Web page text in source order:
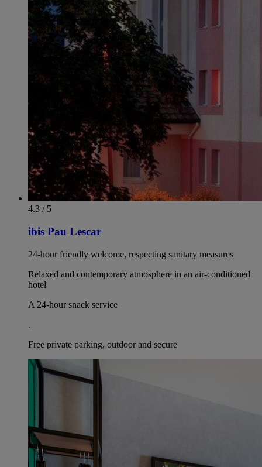
4.3 / 5
ibis Pau Lescar
24-hour friendly welcome, respecting sanitary measures
Relaxed and contemporary atmosphere in an air-conditioned
hotel
A 24-hour snack service
.
Free private parking, outdoor and secure